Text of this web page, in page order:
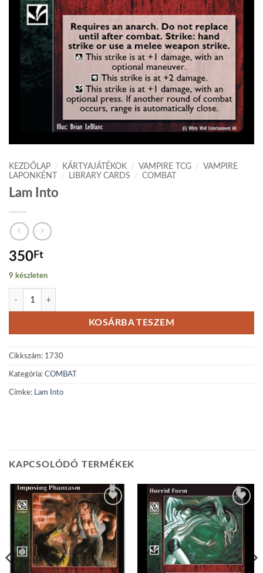
KEZDŐLAP / KÁRTYAJÁTÉKOK / VAMPIRE TCG /
VAMPIRE
LAPONKÉNT
/ LIBRARY CARDS / COMBAT
Lam Into
350Ft
9 készleten
Lam Into mennyiség
KOSÁRBA TESZEM
Cikkszám: 1730
Kategória: COMBAT
Címke: Lam Into
KAPCSOLÓDÓ TERMÉKEK
Add to
wishlist
Add to
wishlist